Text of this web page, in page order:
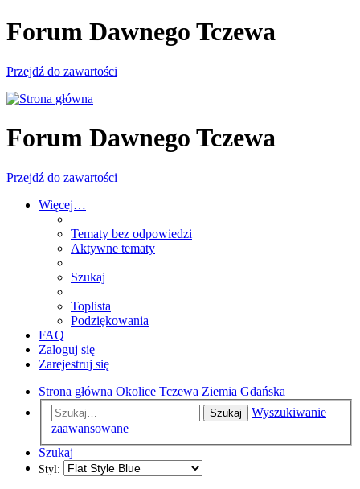
Forum Dawnego Tczewa
Przejdź do zawartości
Forum Dawnego Tczewa
Przejdź do zawartości
Więcej…
Tematy bez odpowiedzi
Aktywne tematy
Szukaj
Toplista
Podziękowania
FAQ
Zaloguj się
Zarejestruj się
Strona główna Okolice Tczewa Ziemia Gdańska
Szukaj
Wyszukiwanie
zaawansowane
Szukaj
Styl: